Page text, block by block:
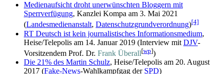
Medienaufsicht droht unerwünschten Bloggern mit
Sperrverfügung, Kanzlei Kompa am 3. Mai 2021
(Landesmedienanstalt, Datenschutzgrundverordnung)[4]
RT Deutsch ist kein journalistisches Informationsmedium,
Heise/Telepolis am 14. Januar 2019 (Interview mit DJV-
Vorsitzendem Prof. Dr. Frank Überall[wp])
Die 21% des Martin Schulz, Heise/Telepolis am 20. August
2017 (Fake-News-Wahlkampfgag der SPD)